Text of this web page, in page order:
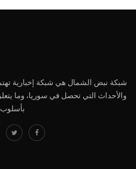
شبكة نبض الشمال هي شبكة إخبارية
والأحداث التي تحصل في سوريا، وما